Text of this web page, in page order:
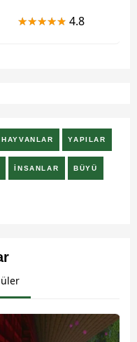
4.8
HAYVANLAR YAPILAR
İNSANLAR BÜYÜ